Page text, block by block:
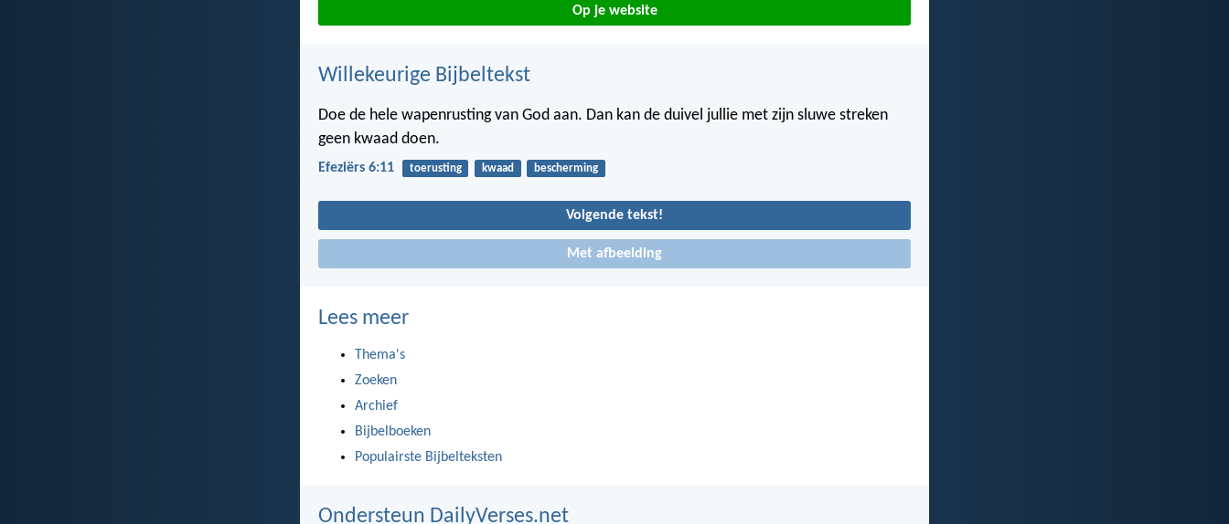
Op je website
Willekeurige Bijbeltekst
Doe de hele wapenrusting van God aan. Dan kan de duivel jullie met zijn sluwe streken
geen kwaad doen.
Efeziërs 6:11 toerusting kwaad bescherming
Volgende tekst!
Met afbeelding
Lees meer
Thema's
Zoeken
Archief
Bijbelboeken
Populairste Bijbelteksten
Ondersteun DailyVerses.net